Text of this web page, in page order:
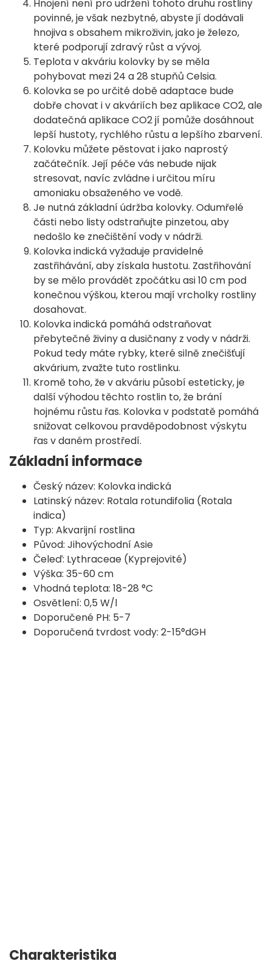
Hnojení není pro udržení tohoto druhu rostliny
povinné, je však nezbytné, abyste jí dodávali
hnojiva s obsahem mikroživin, jako je železo,
které podporují zdravý růst a vývoj.
Teplota v akváriu kolovky by se měla
pohybovat mezi 24 a 28 stupňů Celsia.
Kolovka se po určité době adaptace bude
dobře chovat i v akváriích bez aplikace CO2, ale
dodatečná aplikace CO2 jí pomůže dosáhnout
lepší hustoty, rychlého růstu a lepšího zbarvení.
Kolovku můžete pěstovat i jako naprostý
začátečník. Její péče vás nebude nijak
stresovat, navíc zvládne i určitou míru
amoniaku obsaženého ve vodě.
Je nutná základní údržba kolovky. Odumřelé
části nebo listy odstraňujte pinzetou, aby
nedošlo ke znečištění vody v nádrži.
Kolovka indická vyžaduje pravidelné
zastřihávání, aby získala hustotu. Zastřihování
by se mělo provádět zpočátku asi 10 cm pod
konečnou výškou, kterou mají vrcholky rostliny
dosahovat.
Kolovka indická pomáhá odstraňovat
přebytečné živiny a dusičnany z vody v nádrži.
Pokud tedy máte rybky, které silně znečišťují
akvárium, zvažte tuto rostlinku.
Kromě toho, že v akváriu působí esteticky, je
další výhodou těchto rostlin to, že brání
hojnému růstu řas. Kolovka v podstatě pomáhá
snižovat celkovou pravděpodobnost výskytu
řas v daném prostředí.
Základní informace
Český název: Kolovka indická
Latinský název: Rotala rotundifolia (Rotala
indica)
Typ: Akvarijní rostlina
Původ: Jihovýchodní Asie
Čeleď: Lythraceae (Kyprejovité)
Výška: 35-60 cm
Vhodná teplota: 18-28 °C
Osvětlení: 0,5 W/l
Doporučené PH: 5-7
Doporučená tvrdost vody: 2-15°dGH
Charakteristika